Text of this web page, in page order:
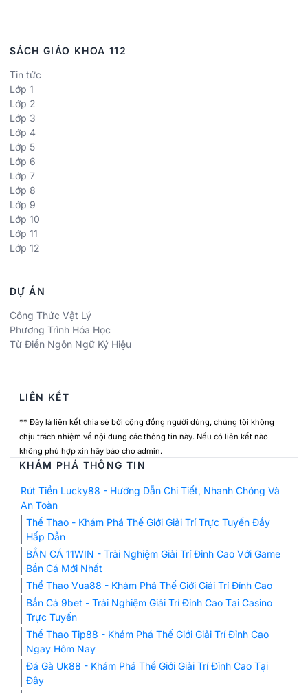
SÁCH GIÁO KHOA 112
Tin tức
Lớp 1
Lớp 2
Lớp 3
Lớp 4
Lớp 5
Lớp 6
Lớp 7
Lớp 8
Lớp 9
Lớp 10
Lớp 11
Lớp 12
DỰ ÁN
Công Thức Vật Lý
Phương Trình Hóa Học
Từ Điển Ngôn Ngữ Ký Hiệu
LIÊN KẾT
** Đây là liên kết chia sẻ bởi cộng đồng người dùng, chúng tôi không
chịu trách nhiệm về nội dung các thông tin này. Nếu có liên kết nào
không phù hợp xin hãy báo cho admin.
KHÁM PHÁ THÔNG TIN
Rút Tiền Lucky88 - Hướng Dẫn Chi Tiết, Nhanh Chóng Và
An Toàn
Thể Thao - Khám Phá Thế Giới Giải Trí Trực Tuyến Đầy
Hấp Dẫn
BẮN CÁ 11WIN - Trải Nghiệm Giải Trí Đỉnh Cao Với Game
Bắn Cá Mới Nhất
Thể Thao Vua88 - Khám Phá Thế Giới Giải Trí Đỉnh Cao
Bắn Cá 9bet - Trải Nghiệm Giải Trí Đỉnh Cao Tại Casino
Trực Tuyến
Thể Thao Tip88 - Khám Phá Thế Giới Giải Trí Đỉnh Cao
Ngay Hôm Nay
Đá Gà Uk88 - Khám Phá Thế Giới Giải Trí Đỉnh Cao Tại
Đây